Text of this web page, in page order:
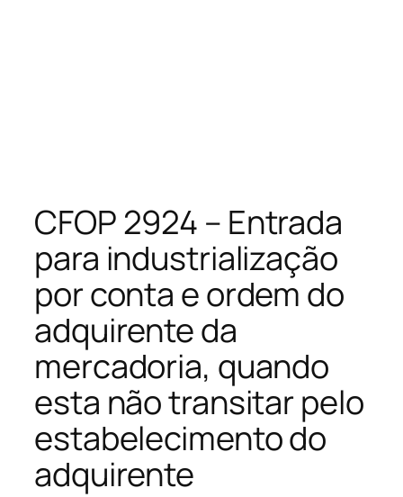
CFOP 2924 – Entrada
para industrialização
por conta e ordem do
adquirente da
mercadoria, quando
esta não transitar pelo
estabelecimento do
adquirente